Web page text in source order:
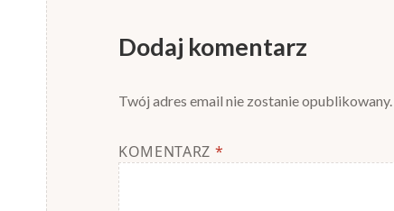
Dodaj komentarz
Twój adres email nie zostanie opublikowany.
KOMENTARZ *